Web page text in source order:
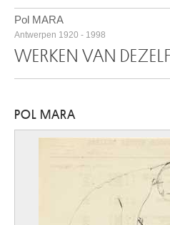
Pol MARA
Antwerpen 1920 - 1998
WERKEN VAN
POL MARA